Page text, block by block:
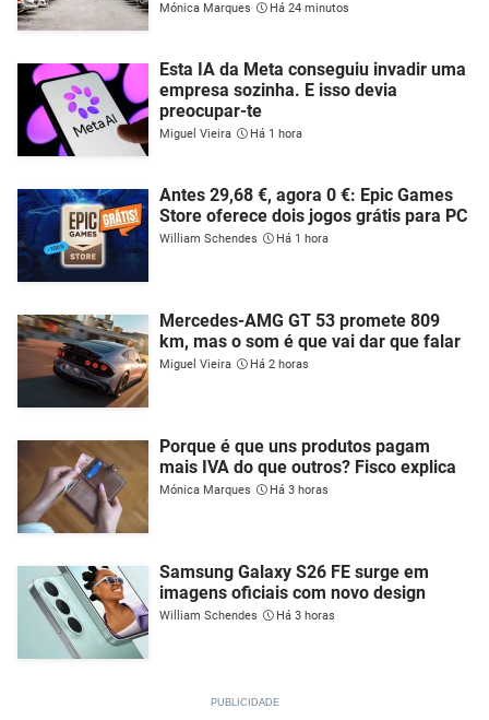
Mónica Marques Há 24 minutos
Esta IA da Meta conseguiu invadir uma
empresa sozinha. E isso devia
preocupar-te
Miguel Vieira Há 1 hora
Antes 29,68 €, agora 0 €: Epic Games
Store oferece dois jogos grátis para PC
William Schendes Há 1 hora
Mercedes-AMG GT 53 promete 809
km, mas o som é que vai dar que falar
Miguel Vieira Há 2 horas
Porque é que uns produtos pagam
mais IVA do que outros? Fisco explica
Mónica Marques Há 3 horas
Samsung Galaxy S26 FE surge em
imagens oficiais com novo design
William Schendes Há 3 horas